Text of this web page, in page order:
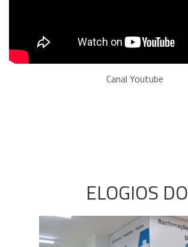
Canal Youtube
ELOGIOS DO